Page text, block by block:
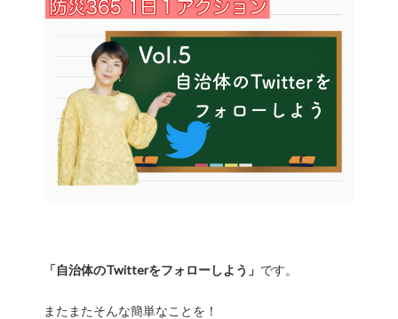
「自治体のTwitterをフォローしよう」 です。
またまたそんな簡単なことを！